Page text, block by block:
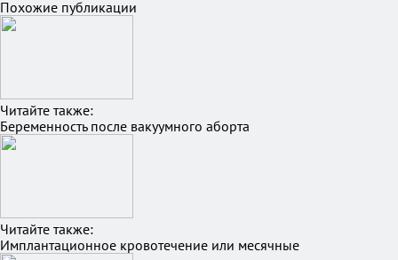
Похожие публикации
Читайте также:
Беременность после вакуумного аборта
Читайте также:
Имплантационное кровотечение или месячные